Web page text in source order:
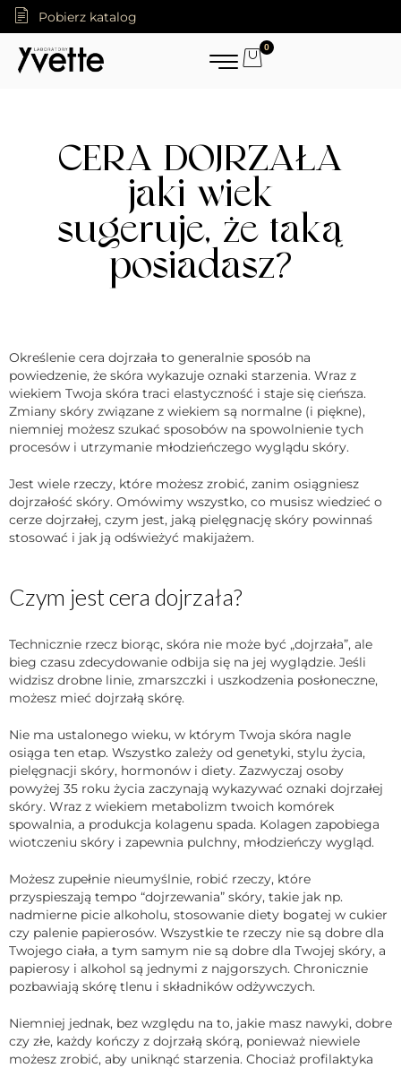
Pobierz katalog
0
CERA DOJRZAŁA
jaki wiek
sugeruje, że taką
posiadasz?
Określenie cera dojrzała to generalnie sposób na
powiedzenie, że skóra wykazuje oznaki starzenia. Wraz z
wiekiem Twoja skóra traci elastyczność i staje się cieńsza.
Zmiany skóry związane z wiekiem są normalne (i piękne),
niemniej możesz szukać sposobów na spowolnienie tych
procesów i utrzymanie młodzieńczego wyglądu skóry.
Jest wiele rzeczy, które możesz zrobić, zanim osiągniesz
dojrzałość skóry. Omówimy wszystko, co musisz wiedzieć o
cerze dojrzałej, czym jest, jaką pielęgnację skóry powinnaś
stosować i jak ją odświeżyć makijażem.
Czym jest cera dojrzała?
Technicznie rzecz biorąc, skóra nie może być „dojrzała”, ale
bieg czasu zdecydowanie odbija się na jej wyglądzie. Jeśli
widzisz drobne linie, zmarszczki i uszkodzenia posłoneczne,
możesz mieć dojrzałą skórę.
Nie ma ustalonego wieku, w którym Twoja skóra nagle
osiąga ten etap. Wszystko zależy od genetyki, stylu życia,
pielęgnacji skóry, hormonów i diety. Zazwyczaj osoby
powyżej 35 roku życia zaczynają wykazywać oznaki dojrzałej
skóry. Wraz z wiekiem metabolizm twoich komórek
spowalnia, a produkcja kolagenu spada. Kolagen zapobiega
wiotczeniu skóry i zapewnia pulchny, młodzieńczy wygląd.
Możesz zupełnie nieumyślnie, robić rzeczy, które
przyspieszają tempo “dojrzewania” skóry, takie jak np.
nadmierne picie alkoholu, stosowanie diety bogatej w cukier
czy palenie papierosów. Wszystkie te rzeczy nie są dobre dla
Twojego ciała, a tym samym nie są dobre dla Twojej skóry, a
papierosy i alkohol są jednymi z najgorszych. Chronicznie
pozbawiają skórę tlenu i składników odżywczych.
Niemniej jednak, bez względu na to, jakie masz nawyki, dobre
czy złe, każdy kończy z dojrzałą skórą, ponieważ niewiele
możesz zrobić, aby uniknąć starzenia. Chociaż profilaktyka